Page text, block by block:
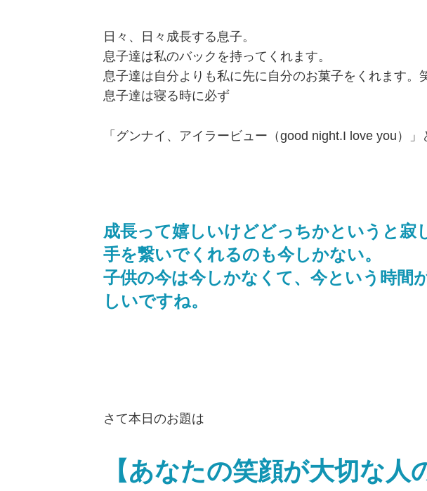
日々、日々成長する息子。
息子達は私のバックを持ってくれます。
息子達は自分よりも私に先に自分のお菓子をくれます。
息子達は寝る時に必ず
「グンナイ、アイラービュー（good night.I love you）」
成長って嬉しいけどどっちかというと寂
手を繋いでくれるのも今しかない。
子供の今は今しかなくて、今という時間
しいですね。
さて本日のお題は
【あなたの笑顔が大切な人